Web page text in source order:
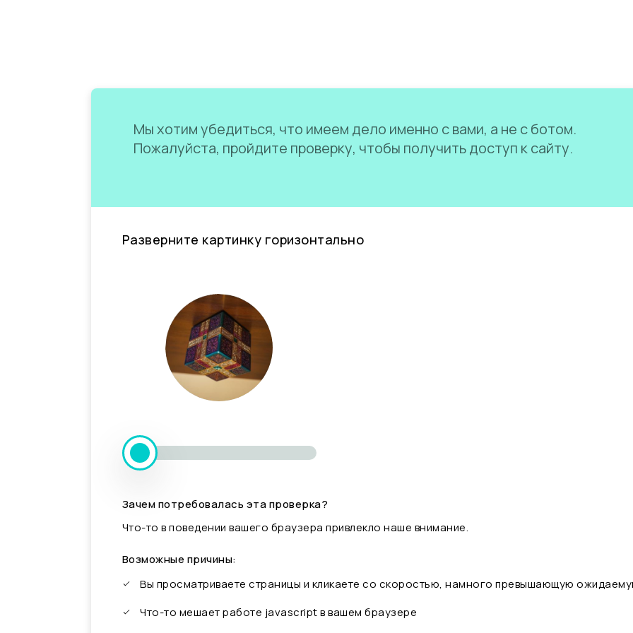
Мы хотим убедиться, что имеем дело именно с вами, а не с ботом.
Пожалуйста, пройдите проверку, чтобы получить доступ к сайту.
Разверните картинку горизонтально
Зачем потребовалась эта проверка?
Что-то в поведении вашего браузера привлекло наше внимание.
Возможные причины:
Вы просматриваете страницы и кликаете со скоростью, намного превышающую
Что-то мешает работе javascript в вашем браузере